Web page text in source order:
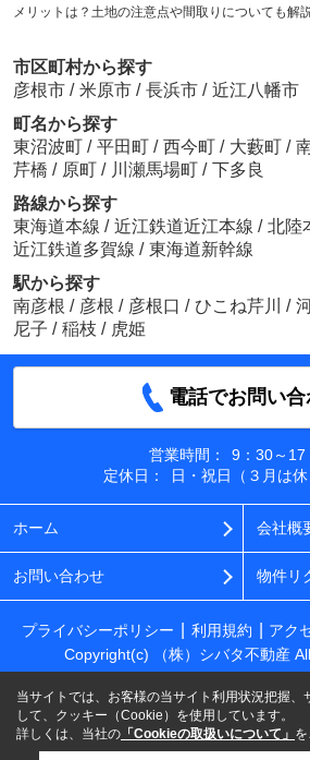
メリットは？土地の注意点や間取りについても解
市区町村から探す
彦根市 / 米原市 / 長浜市 / 近江八幡市
町名から探す
東沼波町 / 平田町 / 西今町 / 大藪町 /
芹橋 / 原町 / 川瀬馬場町 / 下多良
路線から探す
東海道本線 / 近江鉄道近江本線 / 北陸
近江鉄道多賀線 / 東海道新幹線
駅から探す
南彦根 / 彦根 / 彦根口 / ひこね芹川 /
尼子 / 稲枝 / 虎姫
電話でお問い
営業時間：
9：30～17
定休日：
日・祝日（３月は休
ホーム 会社概
お問い合わせ 物件リ
プライバシーポリシー 利用規約 アク
Copyright(c) （株）シバタ不動産
当サイトでは、お客様の当サイト利用状況把握、
して、クッキー（Cookie）を使用しています。
詳しくは、当社の 「Cookieの取扱いについて」